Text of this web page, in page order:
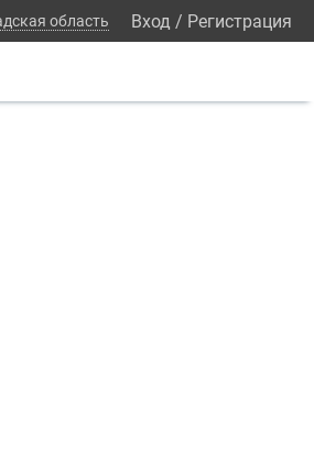
область Вход / Регистрация